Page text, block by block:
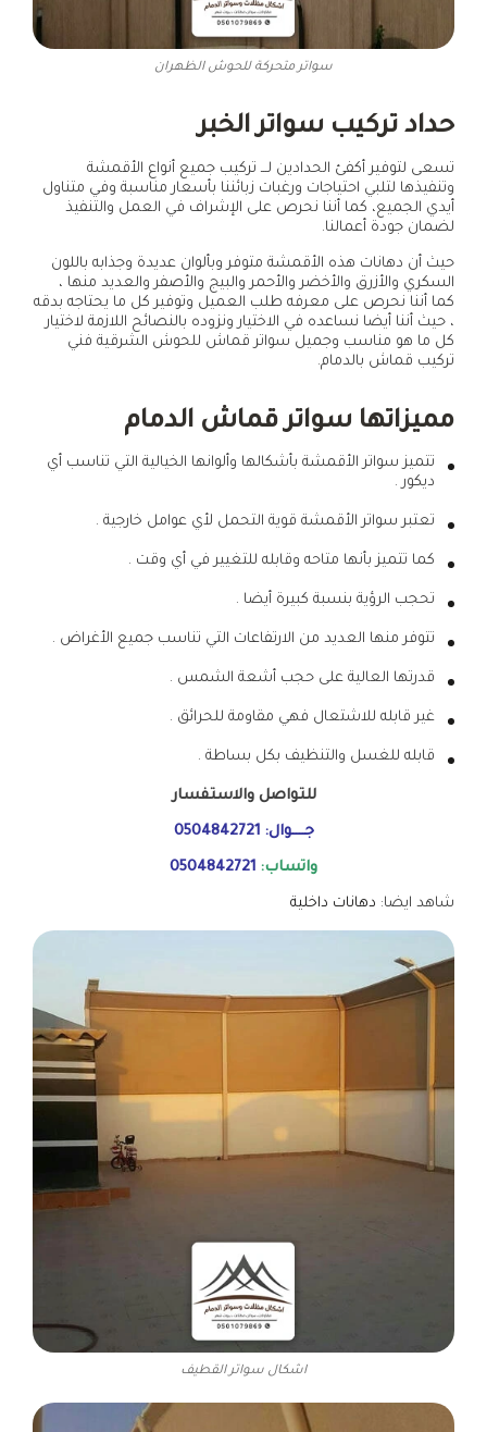
سواتر متحركة للحوش الظهران
حداد تركيب سواتر الخبر
تسعى لتوفير أكفئ الحدادين لـــ تركيب جميع أنواع الأقمشة
وتنفيذها لتلبي احتياجات ورغبات زبائننا بأسعار مناسبة وفي متناول
أيدي الجميع، كما أننا نحرص على الإشراف في العمل والتنفيذ
لضمان جودة أعمالنا.
حيث أن دهانات هذه الأقمشة متوفر وبألوان عديدة وجذابه باللون
السكري والأزرق والأخضر والأحمر والبيج والأصفر والعديد منها ،
كما أننا نحرص على معرفه طلب العميل وتوفير كل ما يحتاجه بدقه
، حيث أننا أيضا نساعده في الاختيار ونزوده بالنصائح اللازمة لاختيار
كل ما هو مناسب وجميل سواتر قماش للحوش الشرقية فني
تركيب قماش بالدمام.
مميزاتها سواتر قماش الدمام
تتميز سواتر الأقمشة بأشكالها وألوانها الخيالية التي تناسب أي
ديكور .
تعتبر سواتر الأقمشة قوية التحمل لأي عوامل خارجية .
كما تتميز بأنها متاحه وقابله للتغيير في أي وقت .
تحجب الرؤية بنسبة كبيرة أيضا .
تتوفر منها العديد من الارتفاعات التي تناسب جميع الأغراض .
قدرتها العالية على حجب أشعة الشمس .
غير قابله للاشتعال فهي مقاومة للحرائق .
قابله للغسل والتنظيف بكل بساطة .
للتواصل والاستفسار
جــــوال:0504842721
واتساب: 0504842721
شاهد ايضا: دهانات داخلية
اشكال سواتر القطيف